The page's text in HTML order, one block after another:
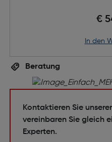
€
in den
Beratung
Kontaktieren Sie
vereinbaren Sie gleich
Experten.